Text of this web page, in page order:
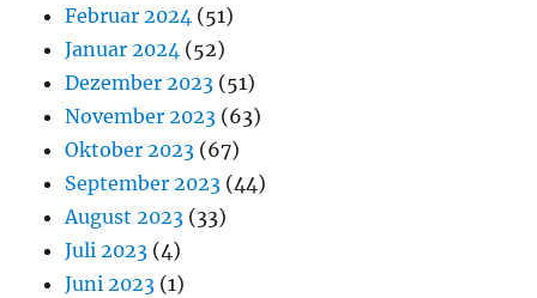
Februar 2024 (51)
Januar 2024 (52)
Dezember 2023 (51)
November 2023 (63)
Oktober 2023 (67)
September 2023 (44)
August 2023 (33)
Juli 2023 (4)
Juni 2023 (1)